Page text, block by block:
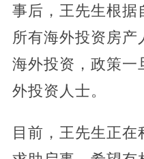
事后，王先生根据
所有海外投资房
海外投资，政策一
外投资人士。
目前，王先生正